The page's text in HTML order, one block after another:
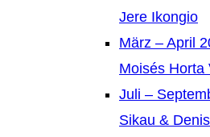
Jere Ikongio
März – April
Moisés Horta
Juli –
Sikau &